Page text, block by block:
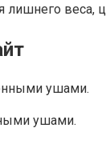
лишнего веса,
ушами.